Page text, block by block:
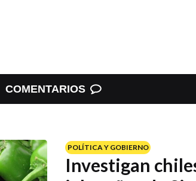
COMENTARIOS
POLÍTICA Y GOBIERNO
Investigan